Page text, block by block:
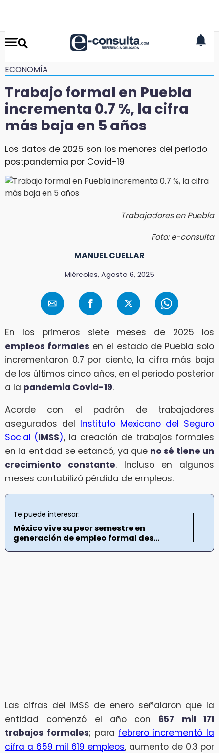
ECONOMÍA
Trabajo formal en Puebla
incrementa 0.7 %, la cifra
más baja en 5 años
Los datos de 2025 son los menores del periodo
postpandemia por Covid-19
Trabajadores en Puebla
Foto: e-consulta
MANUEL CUELLAR
Miércoles, Agosto 6, 2025
En los primeros siete meses de 2025 los
empleos formales en el estado de Puebla solo
incrementaron 0.7 por ciento, la cifra más baja
de los últimos cinco años, en el periodo posterior
a la pandemia Covid-19.
Acorde con el padrón de trabajadores
asegurados del Instituto Mexicano del Seguro
Social (IMSS), la creación de trabajos formales
en la entidad se estancó, ya que no sé tiene un
crecimiento constante. Incluso en algunos
meses contabilizó pérdida de empleos.
Te puede interesar:
México vive su peor semestre en
generación de empleo formal des...
Las cifras del IMSS de enero señalaron que la
entidad comenzó el año con 657 mil 171
trabajos formales; para febrero incrementó la
cifra a 659 mil 619 empleos, aumento de 0.3 por